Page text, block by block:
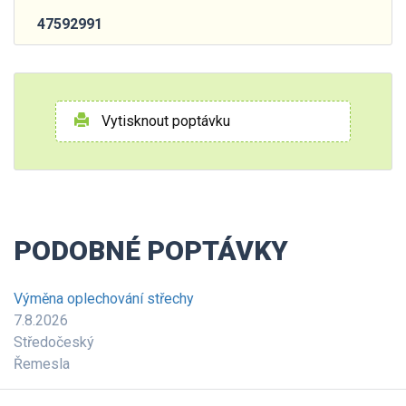
47592991
Vytisknout poptávku
PODOBNÉ POPTÁVKY
Výměna oplechování střechy
7.8.2026
Středočeský
Řemesla